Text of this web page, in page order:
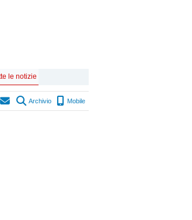
le notizie
Archivio Mobile